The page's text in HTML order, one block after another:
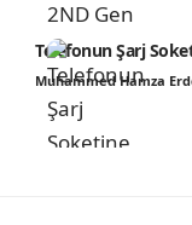
Telefonun Şarj
Muhammed Hamza